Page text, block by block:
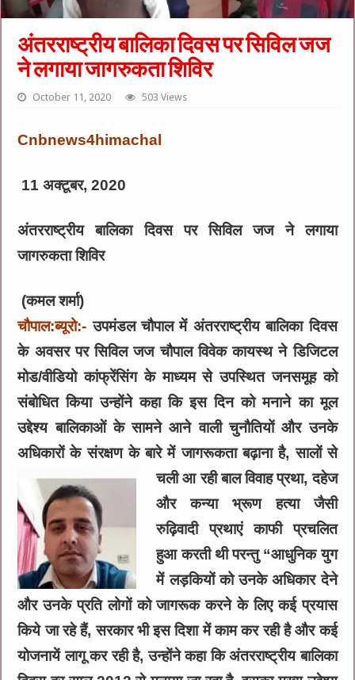
अंतरराष्ट्रीय बालिका दिवस पर सिविल जज
ने लगाया जागरुकता शिविर
October 11, 2020 503 Views
Cnbnews4himachal
11 अक्टूबर, 2020
अंतरराष्ट्रीय बालिका दिवस पर सिविल जज ने लगाया
जागरुकता शिविर
(कमल शर्मा)
चौपाल:ब्यूरो:- उपमंडल चौपाल में अंतरराष्ट्रीय बालिका दिवस
के अवसर पर सिविल जज चौपाल विवेक कायस्थ ने डिजिटल
मोड/वीडियो कांफ्रेंसिंग के माध्यम से उपस्थित जनसमूह को
संबोधित किया उन्होंने कहा कि इस दिन को मनाने का मूल
उद्देश्य बालिकाओं के सामने आने वाली चुनौतियों और उनके
अधिकारों के संरक्षण के बारे में जागरूकता बढ़ाना है, सालों से
चली आ रही बाल विवाह प्रथा, दहेज
और कन्या भ्रूण हत्या जैसी
रुढ़िवादी प्रथाएं काफी प्रचलित
हुआ करती थी परन्तु “आधुनिक युग
में लड़कियों को उनके अधिकार देने
और उनके प्रति लोगों को जागरूक करने के लिए कई प्रयास
किये जा रहे हैं, सरकार भी इस दिशा में काम कर रही है और कई
योजनायें लागू कर रही है, उन्होंने कहा कि अंतरराष्ट्रीय बालिका